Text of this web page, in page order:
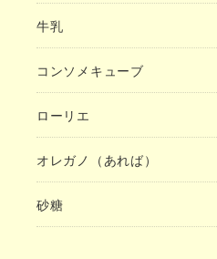
牛乳
コンソメキューブ
ローリエ
オレガノ（あれば）
砂糖